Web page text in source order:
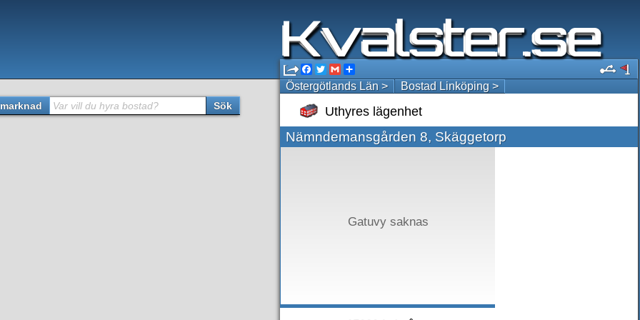
Facebook
TwitterGmail
Östergötlands Län >
Bostad Linköping >
Uthyres lägenhet
Nämndemansgården 8, Skäggetorp
Gatuvy saknas
Var vill du hyra bostad? Sök